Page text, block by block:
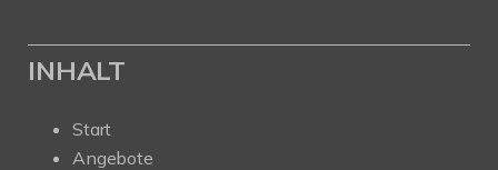
INHALT
Start
Angebote